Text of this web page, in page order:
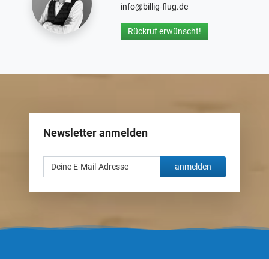
info@billig-flug.de
Rückruf erwünscht!
Newsletter anmelden
anmelden